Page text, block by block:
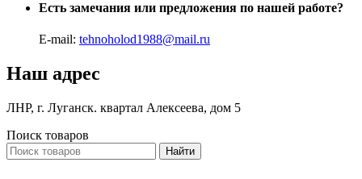
Есть замечания или предложения по нашей работе?
E-mail: tehnoholod1988@mail.ru
Наш адрес
ЛНР, г. Луганск. квартал Алексеева, дом 5
Поиск товаров